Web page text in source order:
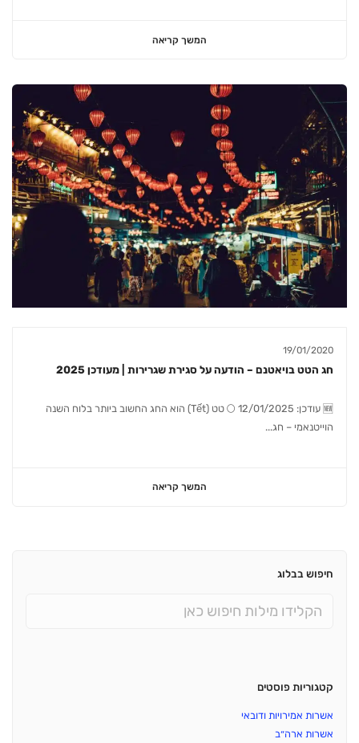
המשך קריאה
19/01/2020
חג הטט בויאטנם – הודעה על סגירת שגרירות | מעודכן 2025
🆕 עודכן: 12/01/2025 🌕 טט (Tết) הוא החג החשוב ביותר בלוח השנה
הוייטנאמי – חג...
המשך קריאה
חיפוש בבלוג
קטגוריות פוסטים
אשרות אמירויות ודובאי
אשרות ארה״ב